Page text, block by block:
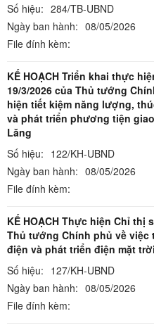
Số hiệu: 284/TB-UBND
Ngày ban hành: 08/05/2026
File đính kèm:
KẾ HOẠCH Triển khai thực
19/3/2026 của Thủ tướng
hiện tiết kiệm năng lượng,
và phát triển phương tiện
Lăng
Số hiệu: 122/KH-UBND
Ngày ban hành: 08/05/2026
File đính kèm:
KẾ HOẠCH Thực hiện Chỉ thị
Thủ tướng Chính phủ về
điện và phát triển điện mặt
Số hiệu: 127/KH-UBND
Ngày ban hành: 08/05/2026
File đính kèm: